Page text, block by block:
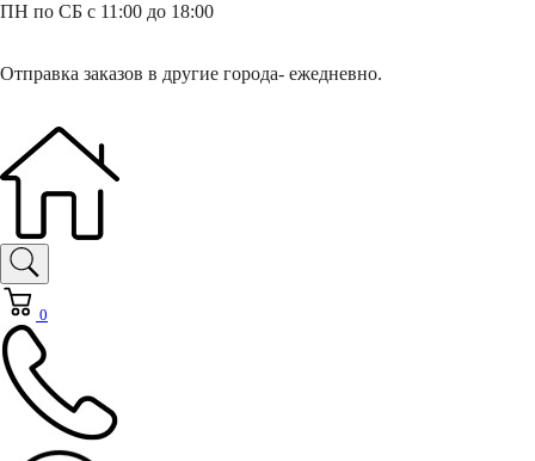
ПН по СБ с 11:00 до 18:00
Отправка заказов в другие города- ежедневно.
0